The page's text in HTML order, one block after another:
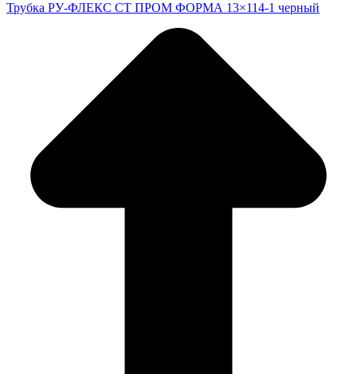
Трубка РУ-ФЛЕКС СТ ПРОМ ФОРМА 13×114-1 черный